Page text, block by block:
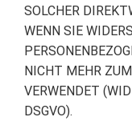
SOLCHER
WENN SIE
NICHT MEHR
VERWENDET
DSGVO).